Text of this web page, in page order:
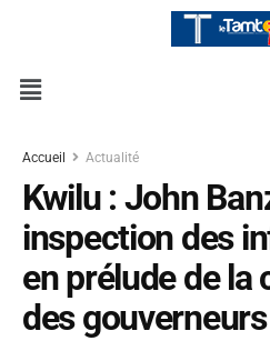
Accueil Actualité
Kwilu : John
inspection des
en prélude de la
des gouverneurs